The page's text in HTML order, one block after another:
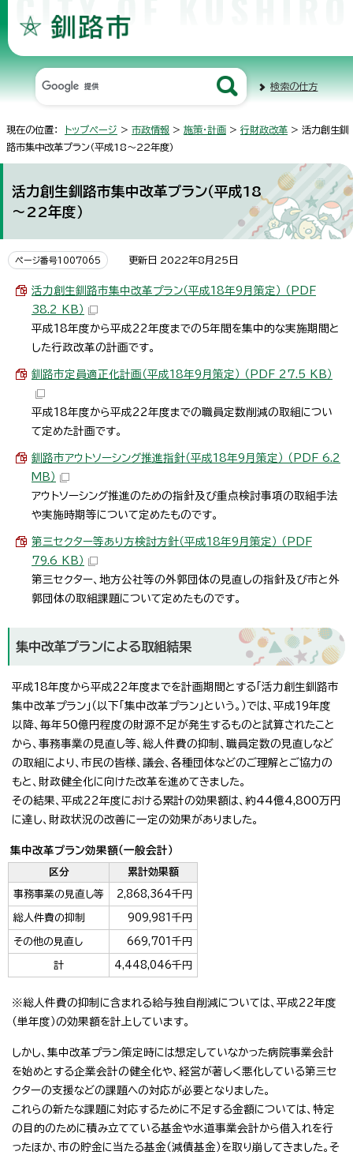
検索の仕方
現在の位置： トップページ > 市政情報 > 施策・計画 > 行財政改革 > 活力創生釧
路市集中改革プラン（平成18～22年度）
活力創生釧路市集中改革プラン（平成18
～22年度）
ページ番号1007065 更新日 2022年8月25日
活力創生釧路市集中改革プラン（平成18年9月策定） （PDF
38.2 KB）
平成18年度から平成22年度までの5年間を集中的な実施期間と
した行政改革の計画です。
釧路市定員適正化計画（平成18年9月策定） （PDF 27.5 KB）
平成18年度から平成22年度までの職員定数削減の取組につい
て定めた計画です。
釧路市アウトソーシング推進指針（平成18年9月策定） （PDF 6.2
MB）
アウトソーシング推進のための指針及び重点検討事項の取組手法
や実施時期等について定めたものです。
第三セクター等あり方検討方針（平成18年9月策定） （PDF
79.6 KB）
第三セクター、地方公社等の外郭団体の見直しの指針及び市と外
郭団体の取組課題について定めたものです。
集中改革プランによる取組結果
平成18年度から平成22年度までを計画期間とする「活力創生釧路市
集中改革プラン」（以下「集中改革プラン」という。）では、平成19年度
以降、毎年50億円程度の財源不足が発生するものと試算されたこと
から、事務事業の見直し等、総人件費の抑制、職員定数の見直しなど
の取組により、市民の皆様、議会、各種団体などのご理解とご協力の
もと、財政健全化に向けた改革を進めてきました。
その結果、平成22年度における累計の効果額は、約44億4,800万円
に達し、財政状況の改善に一定の効果がありました。
集中改革プラン効果額（一般会計）
区分 累計効果額
事務事業の見直し等 2,868,364千円
総人件費の抑制 909,981千円
その他の見直し 669,701千円
計 4,448,046千円
※総人件費の抑制に含まれる給与独自削減については、平成22年度
（単年度）の効果額を計上しています。
しかし、集中改革プラン策定時には想定していなかった病院事業会計
を始めとする企業会計の健全化や、経営が著しく悪化している第三セ
クターの支援などの課題への対応が必要となりました。
これらの新たな課題に対応するために不足する金額については、特定
の目的のために積み立てている基金や水道事業会計から借入れを行
ったほか、市の貯金に当たる基金（減債基金）を取り崩してきました。そ